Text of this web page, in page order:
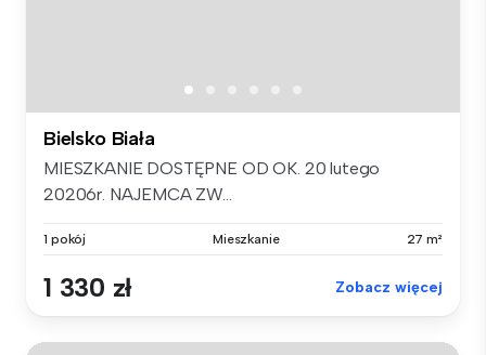
Bielsko Biała
MIESZKANIE DOSTĘPNE OD OK. 20 lutego
20206r. NAJEMCA ZW...
1 pokój Mieszkanie 27 m²
1 330 zł Zobacz więcej